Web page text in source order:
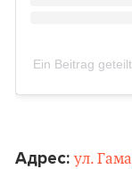
Ein Beitrag
Адрес: ул.